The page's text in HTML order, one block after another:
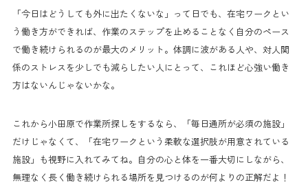
「今日はどうしても外に出たくないな」って日でも、在宅ワークとい
う働き方ができれば、作業のステップを止めることなく自分のペース
で働き続けられるのが最大のメリット。体調に波がある人や、対人関
係のストレスを少しでも減らしたい人にとって、これほど心強い働き
方はないんじゃないかな。
これから小田原で作業所探しをするなら、「毎日通所が必須の施設」
だけじゃなくて、「在宅ワークという柔軟な選択肢が用意されている
施設」も視野に入れてみてね。自分の心と体を一番大切にしながら、
無理なく長く働き続けられる場所を見つけるのが何よりの正解だよ！